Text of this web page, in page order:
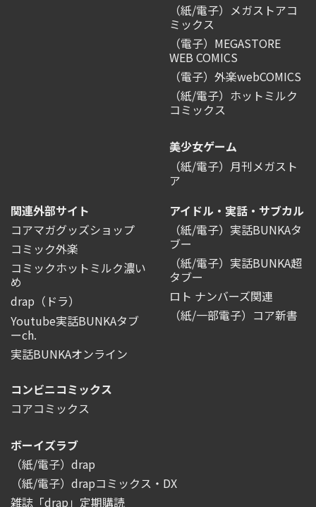
（紙/電子）メガストアコ
ミックス
（電子）MEGASTORE
WEB COMICS
（電子）外楽webCOMICS
（紙/電子）ホットミルク
コミックス
美少女ゲーム
（紙/電子）月刊メガスト
ア
関連外部サイト
コアマガグッズショップ
コミック外楽
コミックホットミルク濃い
め
drap（ドラ）
Youtube実話BUNKAタブ
ーch.
実話BUNKAオンライン
アイドル・実話・サブカル
（紙/電子）実話BUNKAタ
ブー
（紙/電子）実話BUNKA超
タブー
ロト ナンバーズ関連
（紙/一部電子）コア新書
コンビニコミックス
コアコミックス
ボーイズラブ
（紙/電子）drap
（紙/電子）drapコミックス・DX
雑誌「drap」定期購読